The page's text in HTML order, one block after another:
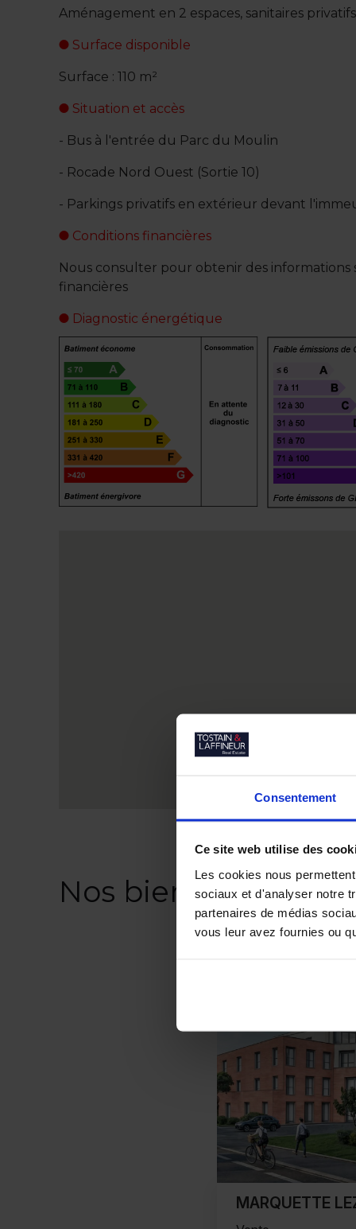
Consentement
Ce site web utilise des
Les cookies nous
sociaux et d'analyser notre
partenaires de médias
vous leur avez fournies ou
Aménagement en 2 espaces, sanitaires
Surface disponible
Surface : 110 m²
Situation et accès
- Bus à l'entrée du Parc du Moulin
- Rocade Nord Ouest (Sortie 10)
- Parkings privatifs en extérieur devant
Conditions financières
Nous consulter pour obtenir des informations
financières
Diagnostic énergétique
Nos biens similaires
MARQUETTE